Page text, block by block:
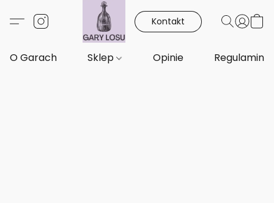
Kontakt
O Garach Sklep Opinie Regulamin